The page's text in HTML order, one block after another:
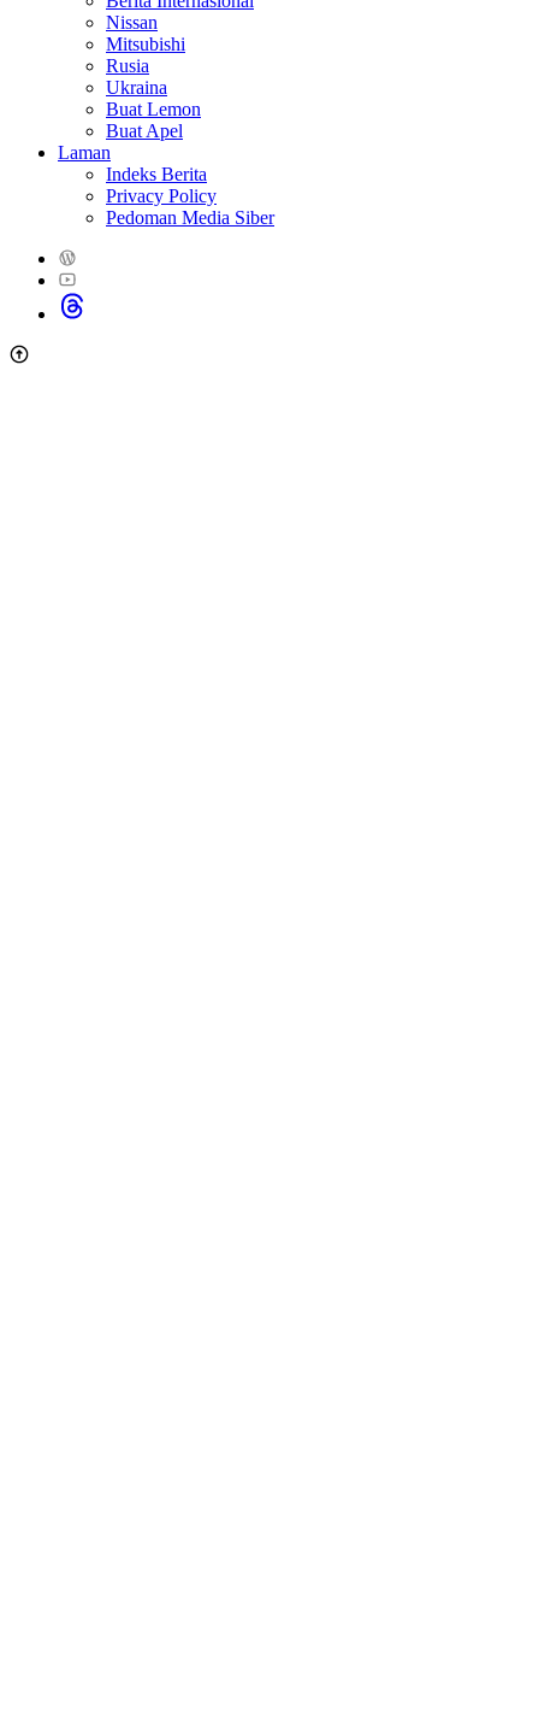
Nissan
Mitsubishi
Rusia
Ukraina
Buat Lemon
Buat Apel
Laman
Indeks Berita
Privacy Policy
Pedoman Media Siber